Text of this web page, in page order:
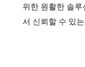
위한 원활한 솔
서 신뢰할 수 있